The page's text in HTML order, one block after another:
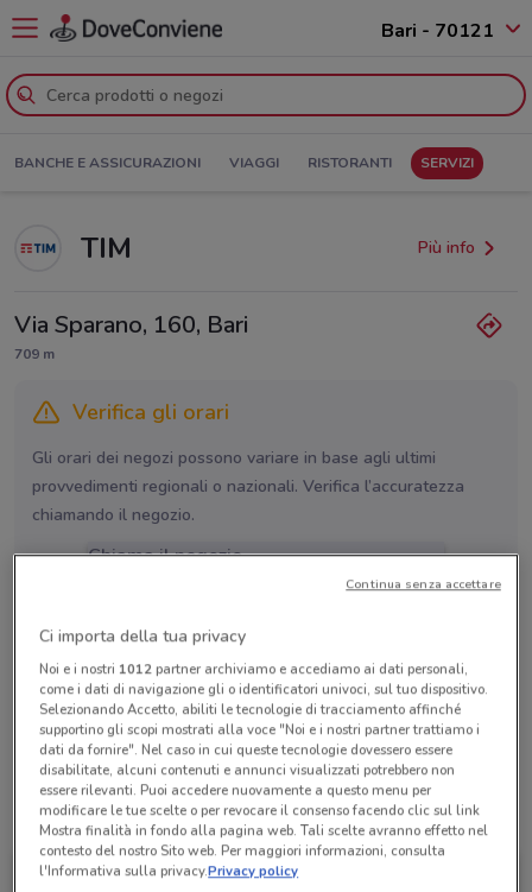
Bari - 70121
BANCHE E ASSICURAZIONI VIAGGI RISTORANTI SERVIZI
TIM Più info
Via Sparano, 160, Bari
709 m
Verifica gli orari
Gli orari dei negozi possono variare in base agli ultimi
provvedimenti regionali o nazionali. Verifica l’accuratezza
chiamando il negozio.
Chiama il negozio
Giovedì n.d.
Venerdì n.d.
Sabato n.d.
Domenica n.d.
080 5227665
Negozio Tim
Tutte le promozioni di questo negozio
Ci importa della tua privacy
Noi e i nostri 1012partner archiviamo e accediamo ai dati personali,
come i dati di navigazione gli o identificatori univoci, sul tuo dispositivo.
Selezionando Accetto, abiliti le tecnologie di tracciamento affinché
supportino gli scopi mostrati alla voce "Noi e i nostri partner trattiamo i
dati da fornire". Nel caso in cui queste tecnologie dovessero essere
disabilitate, alcuni contenuti e annunci visualizzati potrebbero non
essere rilevanti. Puoi accedere nuovamente a questo menu per
modificare le tue scelte o per revocare il consenso facendo clic sul link
Mostra finalità in fondo alla pagina web. Tali scelte avranno effetto nel
contesto del nostro Sito web. Per maggiori informazioni, consulta
l'Informativa sulla privacy.Privacy policy
Continua senza accettare